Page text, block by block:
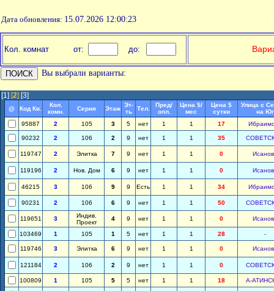
Дата обновления: 15.07.2026 12:00:23
Кол. комнат от: до:
Вы выбрали варианты:
[1] [2] [3]
@ Код Кв.
Кол.
комн.
Серия Этаж
Эт-
ть
Тел.
Пред/
опл.
Цена $/
мес
Цена $
сутки
Улица с
на Юг
95887
2 105 3 5 нет 1 1 17
90232 2 106 2 9 нет 1 1 35
119747 2 Элитка 7 9 нет 1 1 0
119196 2 Нов. Дом 6 9 нет 1 1 0
46215 3 106 9 9 Есть 1 1 34
90231 2 106 6 9 нет 1 1 50
119651 3
Индив.
Проект
4 9 нет 1 1 0
103469 1 105 1 5 нет 1 1 28 -
119746 3 Элитка 6 9 нет 1 1 0
121184 2 106 2 9 нет 1 1 0
100809 1 105 5 5 нет 1 1 18 А-